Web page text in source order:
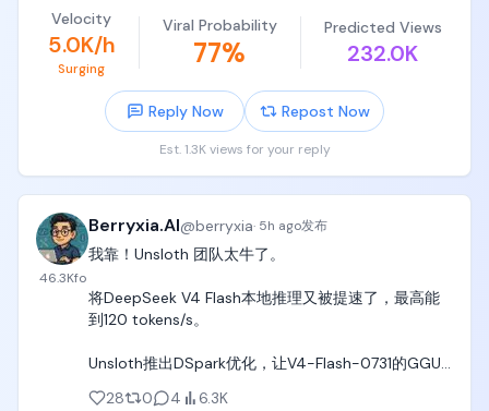
盖规模和商业转化空间都会持续打开，不管是面向个
人开发者还是面向企业级客户，都有非常充足的渗透
空间，后续的上涨潜力和长期投资价值都相当可观，
是整个AI智能体赛道里确定性很强的优质标的。
#LFGoat
#GOATNetwork #AI #AIAgent @GOATNetwork
机电行业对应的就是计算机、弱电类（电子信息自动
化）、强电类、机电类专业，这个专业在中国是个大
蛋糕，不是越南印度随随便便能全盘抢走的；
2. 看中国最顶级的PEVC真金白银的投资portfolio。目
上交PhD几乎都被几家头部LLM炼丹大厂抢走了，
口、人造子宫，他们压根也不敢投多少钱，或者完全
是找人接盘，最终各家VC自己portfolio里绝大多数依
景的行业；
态，就是中国未来10~30年的趋势。很明显，人文社科
会消费零售利润越来越低，过度饱和竞争。
Velocity
5.0K/h
Surging
Viral Probability
77%
Predicted Views
232.0K
Reply Now Repost Now
Est. 1.3K views for your reply
46.3Kfo
Berryxia.AI@berryxia· 5h ago发布
我靠！Unsloth 团队太牛了。
将DeepSeek V4 Flash本地推理又被提速了，最高能
到120 tokens/s。
Unsloth推出DSpark优化，让V4-Flash-0731的GGUF
28 0 4 6.3K